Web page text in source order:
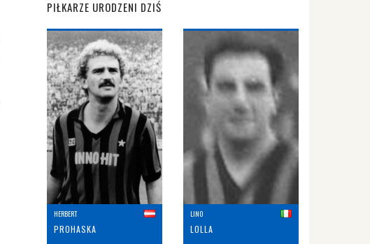
PIŁKARZE URODZENI DZIŚ
HERBERT
PROHASKA
LINO
LOLLA